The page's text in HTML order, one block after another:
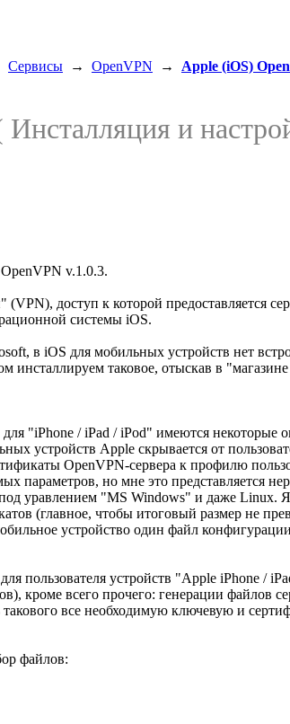
Сервисы → OpenVPN → Apple (iOS)
Инсталляция и
v.1.0.3.
доступ к которой предоставляется
системы iOS.
в iOS для мобильных устройств нет
инсталлируем таковое, отыскав в
"iPhone / iPad / iPod" имеются
устройств Apple скрывается от
OpenVPN-сервера к профилю
параметров, но мне это представляется
уравлением "MS Windows" и даже
(главное, чтобы итоговый размер не
устройство один файл
пользователя устройств "Apple iPhone /
кроме всего прочего: генерации файлов
все необходимую ключевую и
файлов: